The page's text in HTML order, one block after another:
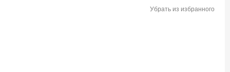
Убрать из избранного